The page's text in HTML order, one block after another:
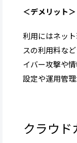
＜デメリット＞
利用にはネッ
スの利用料な
イバー攻撃や
設定や運用管理
クラウド